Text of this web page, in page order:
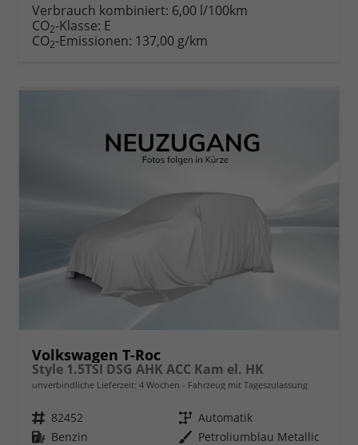
Verbrauch kombiniert: 6,00 l/100km
CO2-Klasse: E
CO2-Emissionen: 137,00 g/km
Volkswagen T-Roc
Style 1.5TSI DSG AHK ACC Kam el. HK
unverbindliche Lieferzeit: 4 Wochen Fahrzeug mit Tageszulassung
Fahrzeugnr. 82452 Getriebe Automatik
Kraftstoff Benzin Außenfarbe Petroliumblau Metallic